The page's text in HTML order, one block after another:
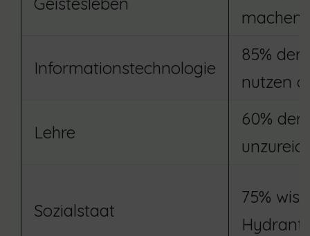
machen
Informationstechnologie
85% der
nutzen
Lehre
60% der
Sozialstaat
75%